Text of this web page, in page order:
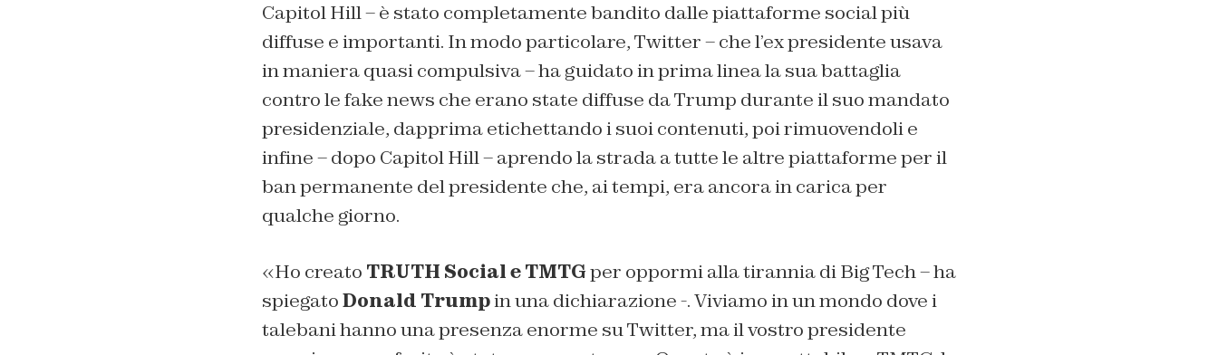
Capitol Hill – è stato completamente bandito dalle piattaforme social più
diffuse e importanti. In modo particolare, Twitter – che l’ex presidente usava
in maniera quasi compulsiva – ha guidato in prima linea la sua battaglia
contro le fake news che erano state diffuse da Trump durante il suo mandato
presidenziale, dapprima etichettando i suoi contenuti, poi rimuovendoli e
infine – dopo Capitol Hill – aprendo la strada a tutte le altre piattaforme per il
ban permanente del presidente che, ai tempi, era ancora in carica per
qualche giorno.
«Ho creato TRUTH Social e TMTGper oppormi alla tirannia di Big Tech – ha
spiegatoDonald Trumpin una dichiarazione -. Viviamo in un mondo dove i
talebani hanno una presenza enorme su Twitter, ma il vostro presidente